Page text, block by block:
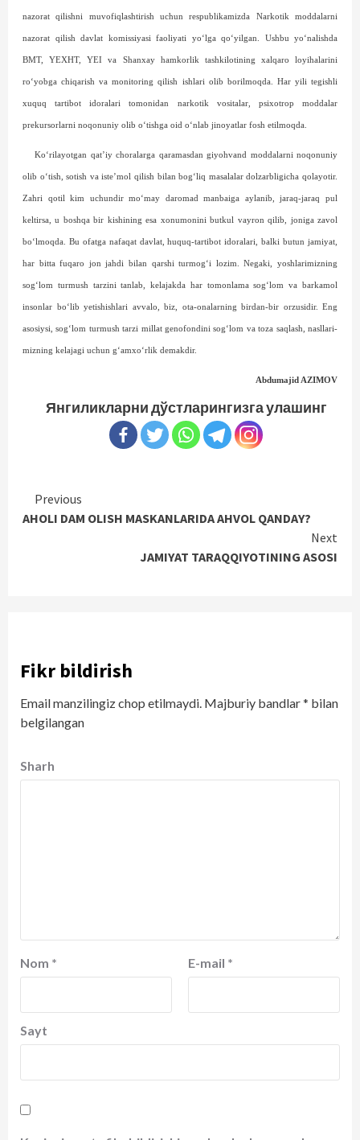
nazorat qilishni muvofiqlashtirish uchun respublikamizda Narkotik moddalarni
nazorat qilish davlat komissiyasi faoliyati yo‘lga qo‘yilgan. Ushbu yo‘nalishda
BMT, YEXHT, YEI va Shanxay hamkorlik tashkilotining xalqaro loyi­halarini
ro‘yobga chiqarish va monitoring qilish ishlari olib borilmoqda. Har yili tegishli
xuquq tartibot idoralari tomonidan narkotik vositalar, psixotrop moddalar
prekursorlarni noqonuniy olib o‘tishga oid o‘nlab jinoyatlar fosh etilmoqda.
Ko‘rilayotgan qat’iy choralarga qaramasdan giyohvand moddalarni noqonuniy
olib o‘tish, sotish va iste’mol qilish bilan bog‘liq masalalar dolzarbligicha qolayotir.
Zahri qotil kim uchundir mo‘may daromad manbaiga aylanib, jaraq-jaraq pul
keltirsa, u boshqa bir kishining esa xonumonini butkul vayron qilib, joniga zavol
bo‘lmoqda. Bu ofatga nafaqat davlat, huquq-tartibot idoralari, balki butun jamiyat,
har bitta fuqaro jon jahdi bilan qarshi turmog‘i lozim. Negaki, yoshlarimizning
sog‘­lom turmush tarzini tanlab, kelajakda har tomonlama sog‘­lom va barkamol
insonlar bo‘lib yetishishlari avvalo, biz, ota-onalarning birdan-bir orzusidir. Eng
asosiysi, sog‘lom turmush tarzi millat genofondini sog‘lom va toza saqlash, nasl­lari­
mizning kelajagi uchun g‘am­xo‘rlik demakdir.
Abdumajid AZIMOV
Янгиликларни дўстларингизга улашинг
Continue
Reading
Previous
AHOLI DAM OLISH MASKANLARIDA AHVOL QANDAY?
Next
JAMIYAT TARAQQIYOTINING ASOSI
Fikr bildirish
Email manzilingiz chop etilmaydi. Majburiy bandlar* bilan
belgilangan
Sharh
Nom * E-mail *
Sayt